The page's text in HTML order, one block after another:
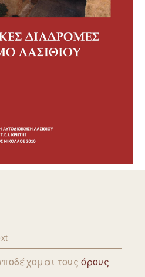
τουςόρους